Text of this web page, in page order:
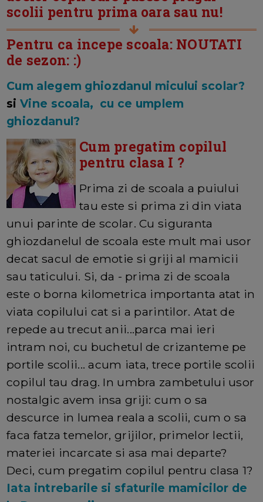
scolii pentru prima oara sau nu!
Pentru ca incepe scoala: NOUTATI
de sezon: :)
Cum alegem ghiozdanul micului scolar?
siVine scoala, cu ce umplem
ghiozdanul?
Cum pregatim copilul
pentru clasa I ?
Prima zi de scoala a puiului
tau este si prima zi din viata
unui parinte de scolar. Cu siguranta
ghiozdanelul de scoala este mult mai usor
decat sacul de emotie si griji al mamicii
sau taticului. Si, da - prima zi de scoala
este o borna kilometrica importanta atat in
viata copilului cat si a parintilor. Atat de
repede au trecut anii...parca mai ieri
intram noi, cu buchetul de crizanteme pe
portile scolii... acum iata, trece portile scolii
copilul tau drag. In umbra zambetului usor
nostalgic avem insa griji: cum o sa
descurce in lumea reala a scolii, cum o sa
faca fatza temelor, grijilor, primelor lectii,
materiei incarcate si asa mai departe?
Deci, cum pregatim copilul pentru clasa 1?
Iata intrebarile si sfaturile mamicilor de